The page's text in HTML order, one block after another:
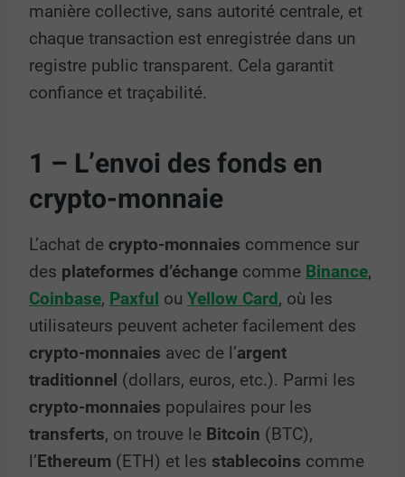
manière collective, sans autorité centrale, et
chaque transaction est enregistrée dans un
registre public transparent. Cela garantit
confiance et traçabilité.
1 – L’envoi des fonds en
crypto-monnaie
L’achat de crypto-monnaies commence sur
des plateformes d’échange comme Binance,
Coinbase, Paxful ou Yellow Card, où les
utilisateurs peuvent acheter facilement des
crypto-monnaies avec de l’argent
traditionnel (dollars, euros, etc.). Parmi les
crypto-monnaies populaires pour les
transferts, on trouve le Bitcoin (BTC),
l’Ethereum (ETH) et les stablecoins comme